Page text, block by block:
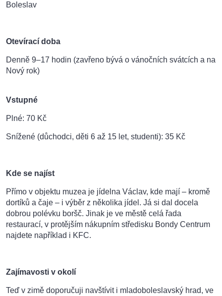
Boleslav
Otevírací doba
Denně 9–17 hodin (zavřeno bývá o vánočních svátcích a na
Nový rok)
Vstupné
Plné: 70 Kč
Snížené (důchodci, děti 6 až 15 let, studenti): 35 Kč
Kde se najíst
Přímo v objektu muzea je jídelna Václav, kde mají – kromě
dortíků a čaje – i výběr z několika jídel. Já si dal docela
dobrou polévku boršč. Jinak je ve městě celá řada
restaurací, v protějším nákupním středisku Bondy Centrum
najdete například i KFC.
Zajímavosti v okolí
Teď v zimě doporučuji navštívit i mladoboleslavský hrad, ve